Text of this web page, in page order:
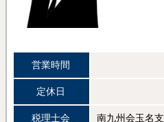
営業時間
定休日
税理士会 南九州会玉名